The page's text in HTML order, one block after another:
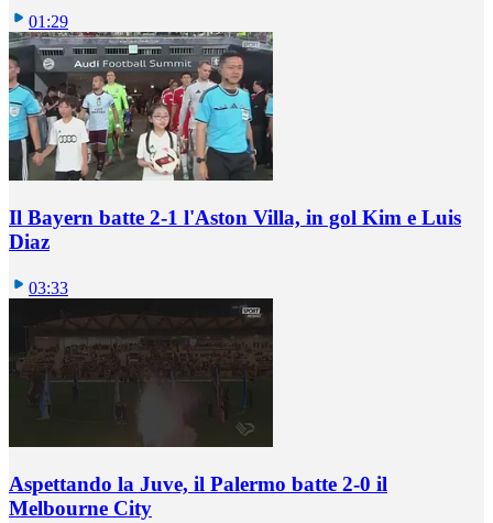
01:29
Il Bayern batte 2-1 l'Aston Villa, in gol Kim e Luis
Diaz
03:33
Aspettando la Juve, il Palermo batte 2-0 il
Melbourne City